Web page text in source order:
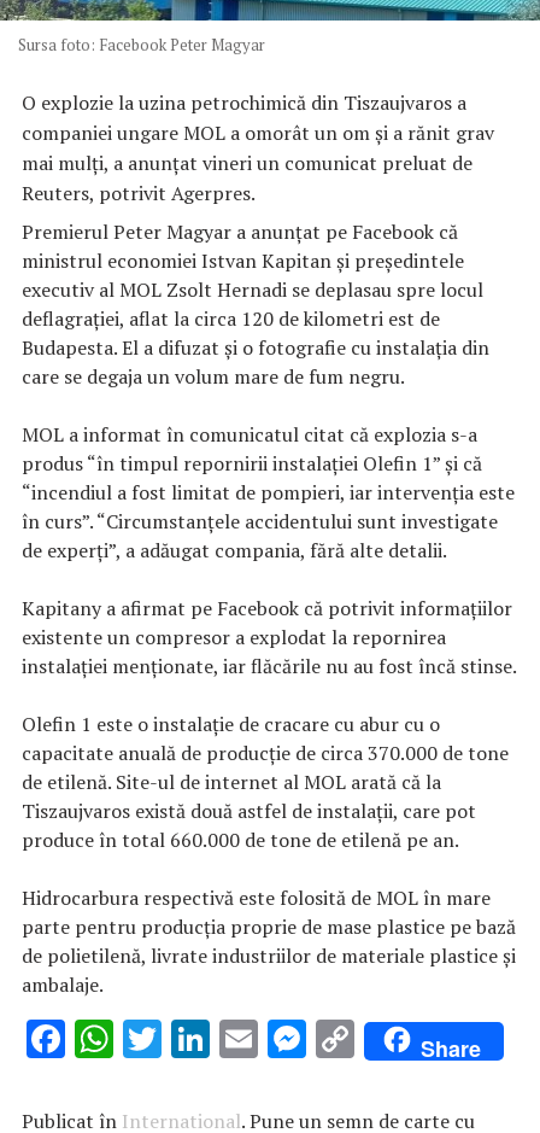
Sursa foto: Facebook Peter Magyar
O explozie la uzina petrochimică din Tiszaujvaros a
companiei ungare MOL a omorât un om şi a rănit grav
mai mulţi, a anunţat vineri un comunicat preluat de
Reuters, potrivit Agerpres.
Premierul Peter Magyar a anunţat pe Facebook că
ministrul economiei Istvan Kapitan şi preşedintele
executiv al MOL Zsolt Hernadi se deplasau spre locul
deflagraţiei, aflat la circa 120 de kilometri est de
Budapesta. El a difuzat şi o fotografie cu instalaţia din
care se degaja un volum mare de fum negru.
MOL a informat în comunicatul citat că explozia s-a
produs “în timpul repornirii instalaţiei Olefin 1” şi că
“incendiul a fost limitat de pompieri, iar intervenţia este
în curs”. “Circumstanţele accidentului sunt investigate
de experţi”, a adăugat compania, fără alte detalii.
Kapitany a afirmat pe Facebook că potrivit informaţiilor
existente un compresor a explodat la repornirea
instalaţiei menţionate, iar flăcările nu au fost încă stinse.
Olefin 1 este o instalaţie de cracare cu abur cu o
capacitate anuală de producţie de circa 370.000 de tone
de etilenă. Site-ul de internet al MOL arată că la
Tiszaujvaros există două astfel de instalaţii, care pot
produce în total 660.000 de tone de etilenă pe an.
Hidrocarbura respectivă este folosită de MOL în mare
parte pentru producţia proprie de mase plastice pe bază
de polietilenă, livrate industriilor de materiale plastice şi
ambalaje.
F
e
W
at
T
it
Li
k
E
ai
M
se
C
o
p
Share
Publicat în International. Pune un semn de carte cu